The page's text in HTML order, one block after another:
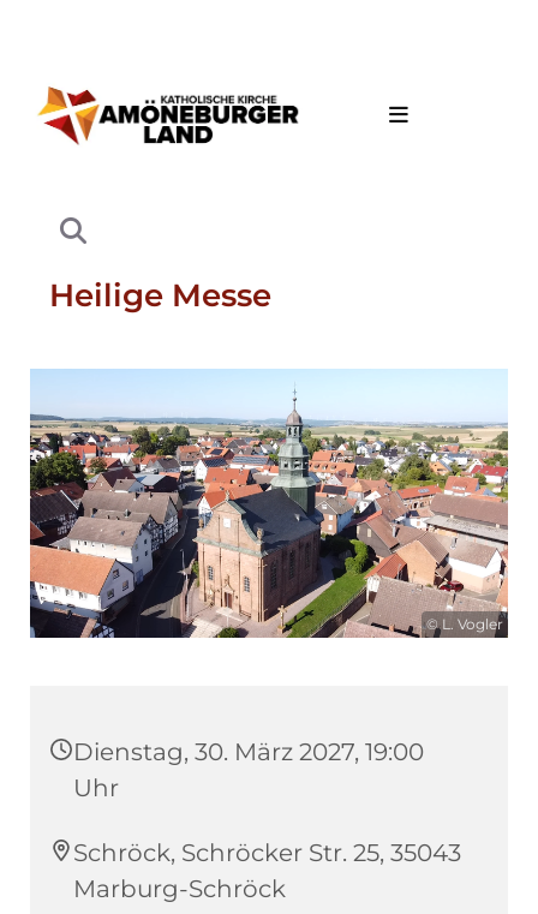
Heilige Messe
© L. Vogler
Dienstag, 30. März 2027, 19:00
Uhr
Schröck, Schröcker Str. 25, 35043
Marburg-Schröck